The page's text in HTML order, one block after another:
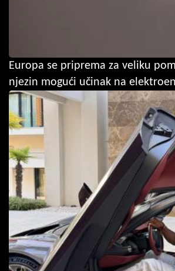
Europa se priprema za veliku
njezin mogući učinak na